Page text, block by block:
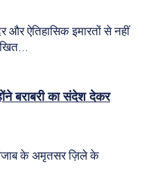
और ऐतिहासिक इमारतों से नहीं
बराबरी का संदेश देकर
के अमृतसर ज़िले के